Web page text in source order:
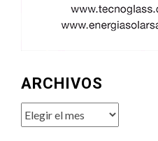
ARCHIVOS
Archivos